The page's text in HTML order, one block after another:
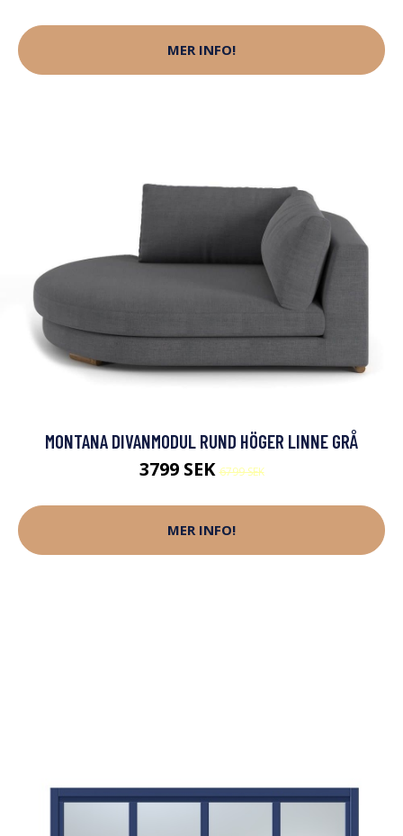
MER INFO!
MONTANA DIVANMODUL RUND HÖGER LINNE GRÅ
3799 SEK6799 SEK
MER INFO!